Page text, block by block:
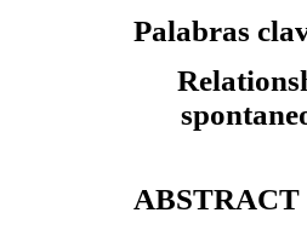
Palabras
ABSTRACT